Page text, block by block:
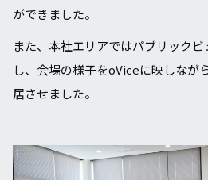
ができました。
また、本社エリアではパブリック
し、会場の様⼦をoViceに映しなが
居させました。